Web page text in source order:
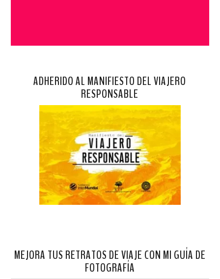
ADHERIDO AL MANIFIESTO DEL VIAJERO
RESPONSABLE
MEJORA TUS RETRATOS DE VIAJE CON MI GUÍA DE
FOTOGRAFÍA